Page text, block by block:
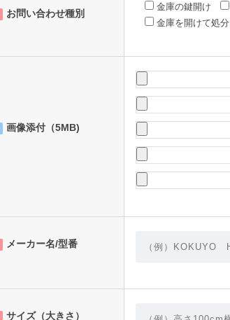
お問い合わせ種別
金庫の鍵開け
金庫を開けて処分
画像添付（5MB)
メーカー名/型番
サイズ（大きさ）